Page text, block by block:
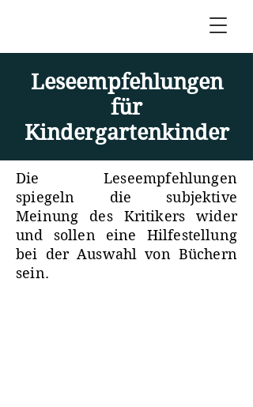
Leseempfehlungen
für
Kindergartenkinder
Die Leseempfehlungen
spiegeln die subjektive
Meinung des Kritikers wider
und sollen eine Hilfestellung
bei der Auswahl von Büchern
sein.